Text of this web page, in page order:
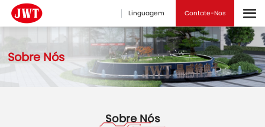
Linguagem Contate-Nos
Sobre Nós
Sobre Nós